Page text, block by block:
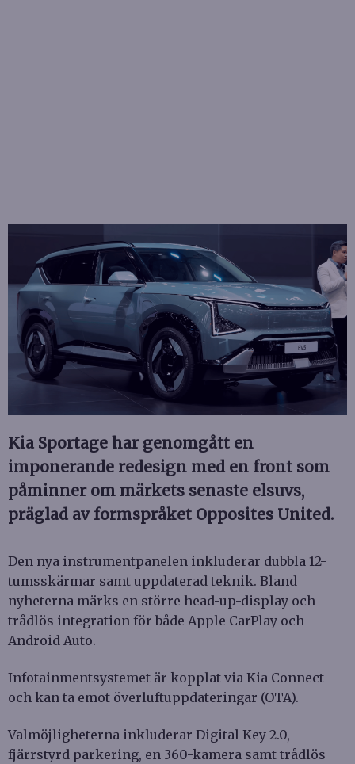
Kia Sportage har genomgått en
imponerande redesign med en front som
påminner om märkets senaste elsuvs,
präglad av formspråket Opposites United.
Den nya instrumentpanelen inkluderar dubbla 12-
tumsskärmar samt uppdaterad teknik. Bland
nyheterna märks en större head-up-display och
trådlös integration för både Apple CarPlay och
Android Auto.
Infotainmentsystemet är kopplat via Kia Connect
och kan ta emot överluftuppdateringar (OTA).
Valmöjligheterna inkluderar Digital Key 2.0,
fjärrstyrd parkering, en 360-kamera samt trådlös